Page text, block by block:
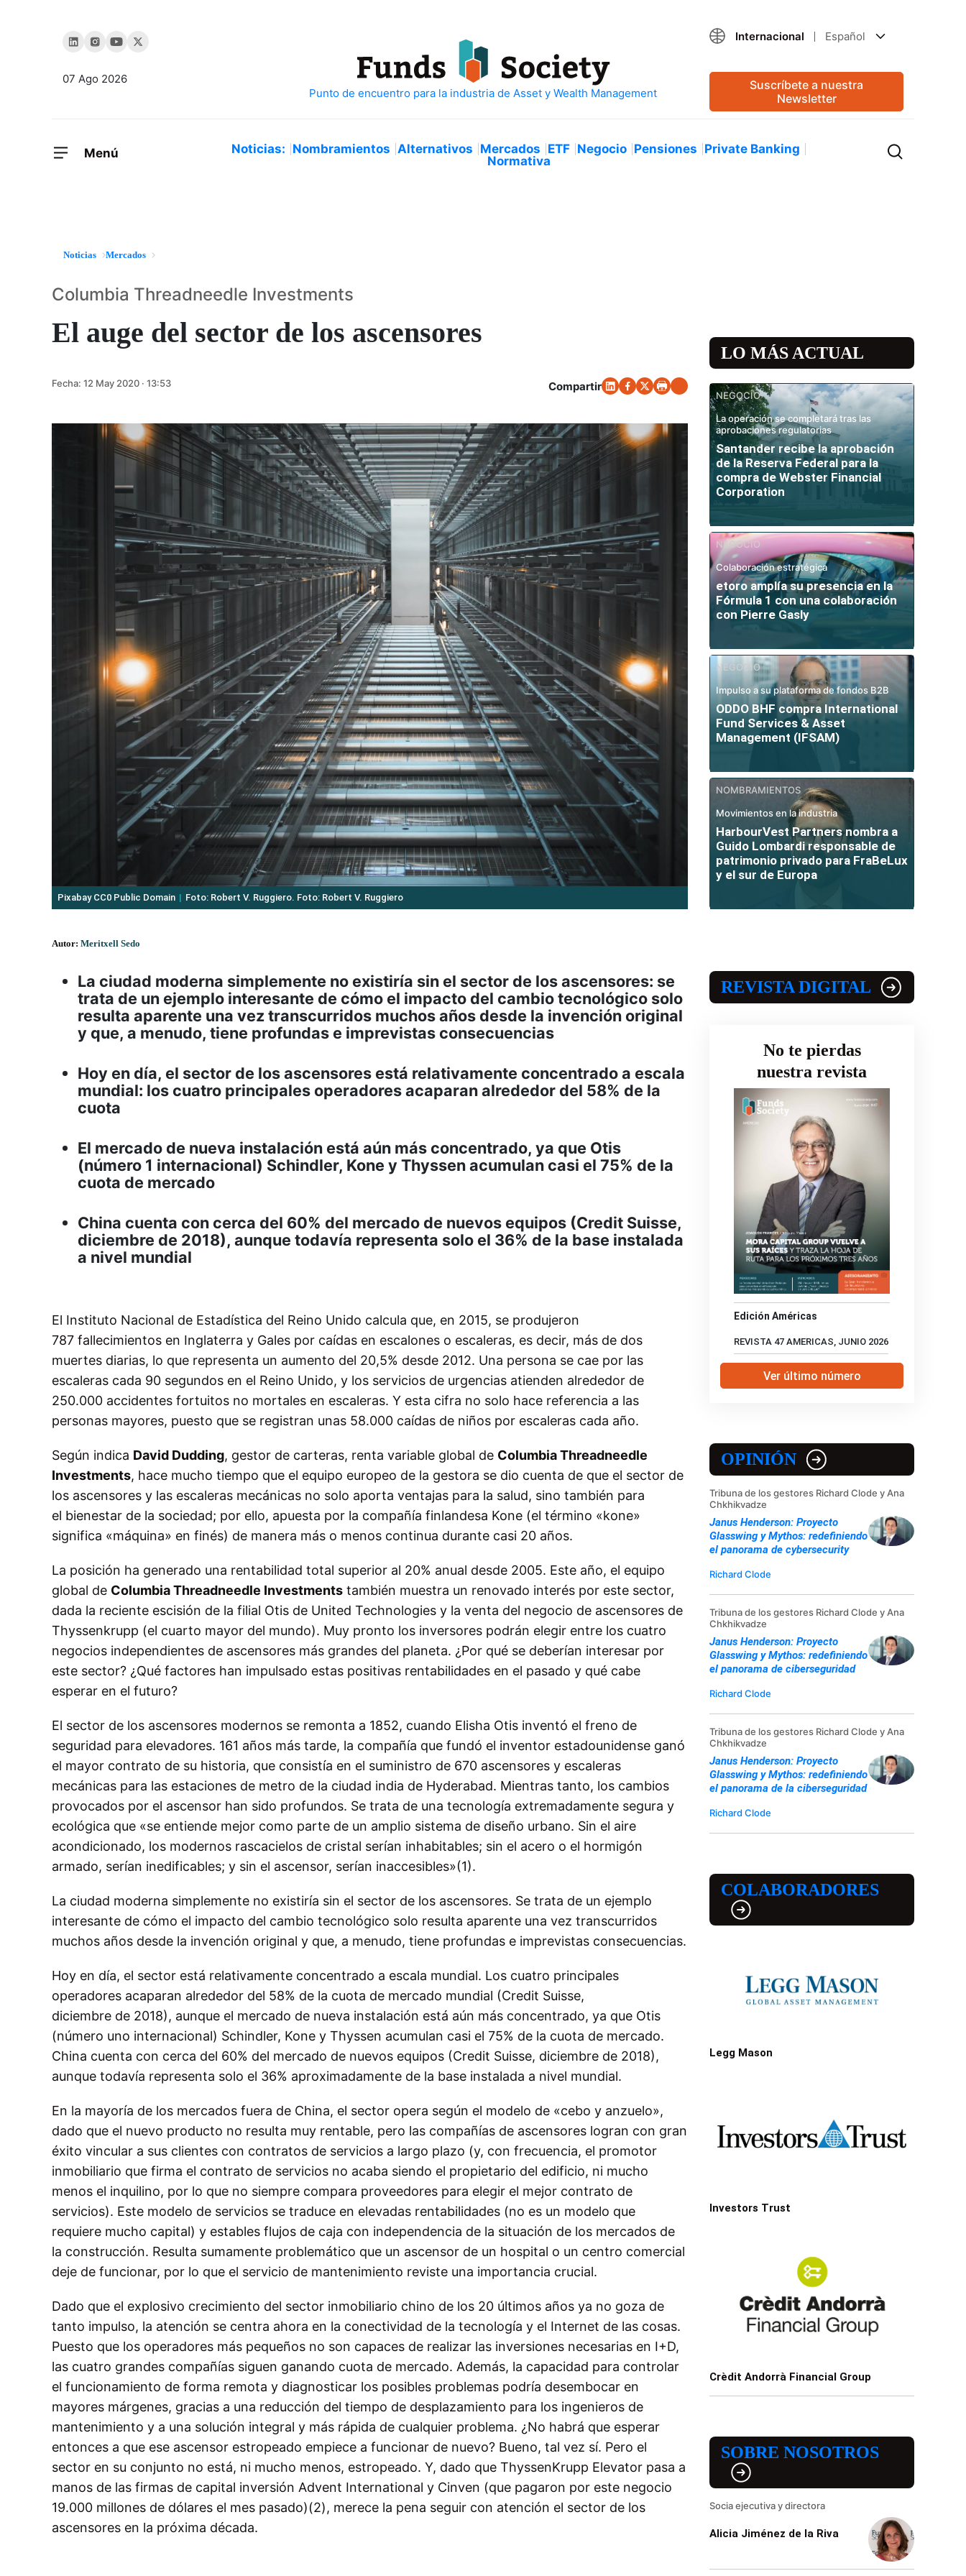
07 Ago 2026
Internacional Español
Suscríbete a nuestra
Newsletter
Menú Noticias: Nombramientos Alternativos Mercados ETF Negocio Pensiones Private Banking
Normativa
Noticias Mercados
El auge del sector de los ascensores
Columbia Threadneedle Investments
Fecha: 12 May 2020 · 13:53 Compartir
Pixabay CC0 Public Domain Foto: Robert V. Ruggiero. Foto: Robert V. Ruggiero
Autor: Meritxell Sedo
La ciudad moderna simplemente no existiría sin el sector de los ascensores: se
trata de un ejemplo interesante de cómo el impacto del cambio tecnológico solo
resulta aparente una vez transcurridos muchos años desde la invención original
y que, a menudo, tiene profundas e imprevistas consecuencias
Hoy en día, el sector de los ascensores está relativamente concentrado a escala
mundial: los cuatro principales operadores acaparan alrededor del 58% de la
cuota
El mercado de nueva instalación está aún más concentrado, ya que Otis
(número 1 internacional) Schindler, Kone y Thyssen acumulan casi el 75% de la
cuota de mercado
China cuenta con cerca del 60% del mercado de nuevos equipos (Credit Suisse,
diciembre de 2018), aunque todavía representa solo el 36% de la base instalada
a nivel mundial
El Instituto Nacional de Estadística del Reino Unido calcula que, en 2015, se produjeron
787 fallecimientos en Inglaterra y Gales por caídas en escalones o escaleras, es decir, más de dos
muertes diarias, lo que representa un aumento del 20,5% desde 2012. Una persona se cae por las
escaleras cada 90 segundos en el Reino Unido, y los servicios de urgencias atienden alrededor de
250.000 accidentes fortuitos no mortales en escaleras. Y esta cifra no solo hace referencia a las
personas mayores, puesto que se registran unas 58.000 caídas de niños por escaleras cada año.
Según indica David Dudding, gestor de carteras, renta variable global de Columbia Threadneedle
Investments, hace mucho tiempo que el equipo europeo de la gestora se dio cuenta de que el sector de
los ascensores y las escaleras mecánicas no solo aporta ventajas para la salud, sino también para
el bienestar de la sociedad; por ello, apuesta por la compañía finlandesa Kone (el término «kone»
significa «máquina» en finés) de manera más o menos continua durante casi 20 años.
La posición ha generado una rentabilidad total superior al 20% anual desde 2005. Este año, el equipo
global de Columbia Threadneedle Investments también muestra un renovado interés por este sector,
dada la reciente escisión de la filial Otis de United Technologies y la venta del negocio de ascensores de
Thyssenkrupp (el cuarto mayor del mundo). Muy pronto los inversores podrán elegir entre los cuatro
negocios independientes de ascensores más grandes del planeta. ¿Por qué se deberían interesar por
este sector? ¿Qué factores han impulsado estas positivas rentabilidades en el pasado y qué cabe
esperar en el futuro?
El sector de los ascensores modernos se remonta a 1852, cuando Elisha Otis inventó el freno de
seguridad para elevadores. 161 años más tarde, la compañía que fundó el inventor estadounidense ganó
el mayor contrato de su historia, que consistía en el suministro de 670 ascensores y escaleras
mecánicas para las estaciones de metro de la ciudad india de Hyderabad. Mientras tanto, los cambios
provocados por el ascensor han sido profundos. Se trata de una tecnología extremadamente segura y
ecológica que «se entiende mejor como parte de un amplio sistema de diseño urbano. Sin el aire
acondicionado, los modernos rascacielos de cristal serían inhabitables; sin el acero o el hormigón
armado, serían inedificables; y sin el ascensor, serían inaccesibles»(1).
La ciudad moderna simplemente no existiría sin el sector de los ascensores. Se trata de un ejemplo
interesante de cómo el impacto del cambio tecnológico solo resulta aparente una vez transcurridos
muchos años desde la invención original y que, a menudo, tiene profundas e imprevistas consecuencias.
Hoy en día, el sector está relativamente concentrado a escala mundial. Los cuatro principales
operadores acaparan alrededor del 58% de la cuota de mercado mundial (Credit Suisse,
diciembre de 2018), aunque el mercado de nueva instalación está aún más concentrado, ya que Otis
(número uno internacional) Schindler, Kone y Thyssen acumulan casi el 75% de la cuota de mercado.
China cuenta con cerca del 60% del mercado de nuevos equipos (Credit Suisse, diciembre de 2018),
aunque todavía representa solo el 36% aproximadamente de la base instalada a nivel mundial.
En la mayoría de los mercados fuera de China, el sector opera según el modelo de «cebo y anzuelo»,
dado que el nuevo producto no resulta muy rentable, pero las compañías de ascensores logran con gran
éxito vincular a sus clientes con contratos de servicios a largo plazo (y, con frecuencia, el promotor
inmobiliario que firma el contrato de servicios no acaba siendo el propietario del edificio, ni mucho
menos el inquilino, por lo que no siempre compara proveedores para elegir el mejor contrato de
servicios). Este modelo de servicios se traduce en elevadas rentabilidades (no es un modelo que
requiere mucho capital) y estables flujos de caja con independencia de la situación de los mercados de
la construcción. Resulta sumamente problemático que un ascensor de un hospital o un centro comercial
deje de funcionar, por lo que el servicio de mantenimiento reviste una importancia crucial.
Dado que el explosivo crecimiento del sector inmobiliario chino de los 20 últimos años ya no goza de
tanto impulso, la atención se centra ahora en la conectividad de la tecnología y el Internet de las cosas.
Puesto que los operadores más pequeños no son capaces de realizar las inversiones necesarias en I+D,
las cuatro grandes compañías siguen ganando cuota de mercado. Además, la capacidad para controlar
el funcionamiento de forma remota y diagnosticar los posibles problemas podría desembocar en
mayores márgenes, gracias a una reducción del tiempo de desplazamiento para los ingenieros de
mantenimiento y a una solución integral y más rápida de cualquier problema. ¿No habrá que esperar
entonces a que ese ascensor estropeado empiece a funcionar de nuevo? Bueno, tal vez sí. Pero el
sector en su conjunto no está, ni mucho menos, estropeado. Y, dado que ThyssenKrupp Elevator pasa a
manos de las firmas de capital inversión Advent International y Cinven (que pagaron por este negocio
19.000 millones de dólares el mes pasado)(2), merece la pena seguir con atención el sector de los
ascensores en la próxima década.
LO MÁS ACTUAL
NEGOCIO
La operación se completará tras las
aprobaciones regulatorias
Santander recibe la aprobación
de la Reserva Federal para la
compra de Webster Financial
Corporation
NEGOCIO
Colaboración estratégica
etoro amplía su presencia en la
Fórmula 1 con una colaboración
con Pierre Gasly
NEGOCIO
Impulso a su plataforma de fondos B2B
ODDO BHF compra International
Fund Services & Asset
Management (IFSAM)
NOMBRAMIENTOS
Movimientos en la industria
HarbourVest Partners nombra a
Guido Lombardi responsable de
patrimonio privado para FraBeLux
y el sur de Europa
REVISTA DIGITAL
No te pierdas
nuestra revista
Edición Américas
REVISTA 47 AMERICAS, JUNIO 2026
Ver último número
OPINIÓN
Tribuna de los gestores Richard Clode y Ana
Chkhikvadze
Janus Henderson: Proyecto
Glasswing y Mythos: redefiniendo
el panorama de cybersecurity
Richard Clode
Tribuna de los gestores Richard Clode y Ana
Chkhikvadze
Janus Henderson: Proyecto
Glasswing y Mythos: redefiniendo
el panorama de ciberseguridad
Richard Clode
Tribuna de los gestores Richard Clode y Ana
Chkhikvadze
Janus Henderson: Proyecto
Glasswing y Mythos: redefiniendo
el panorama de la ciberseguridad
Richard Clode
COLABORADORES
Legg Mason
Investors Trust
Crèdit Andorrà Financial Group
SOBRE NOSOTROS
Socia ejecutiva y directora
Alicia Jiménez de la Riva